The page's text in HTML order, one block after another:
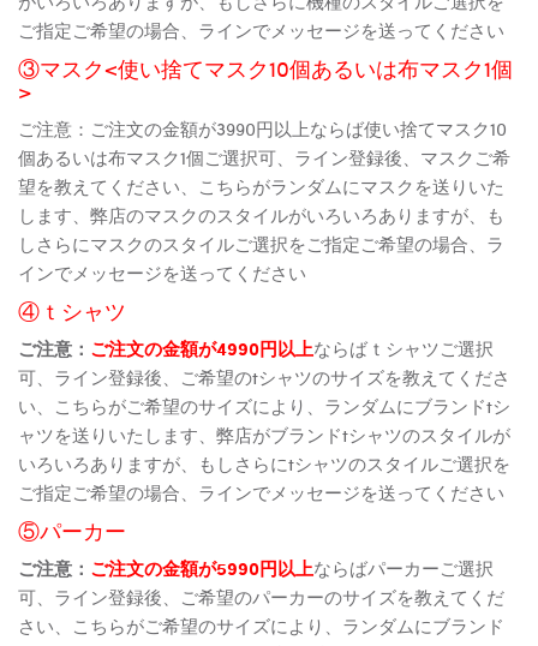
ご指定ご希望の場合、ラインでメッセージを送ってください
③マスク<使い捨てマスク10個あるいは布マスク1個
>
ご注意：ご注文の金額が3990円以上ならば使い捨てマスク10
個あるいは布マスク1個ご選択可、ライン登録後、マスクご希
望を教えてください、こちらがランダムにマスクを送りいた
します、弊店のマスクのスタイルがいろいろありますが、も
しさらにマスクのスタイルご選択をご指定ご希望の場合、ラ
インでメッセージを送ってください
④ｔシャツ
ご注意： ご注文の金額が4990円以上ならばｔシャツご選択
可、ライン登録後、ご希望のtシャツのサイズを教えてくださ
い、こちらがご希望のサイズにより、ランダムにブランドtシ
ャツを送りいたします、弊店がブランドtシャツのスタイルが
いろいろありますが、もしさらにtシャツのスタイルご選択を
ご指定ご希望の場合、ラインでメッセージを送ってください
⑤パーカー
ご注意： ご注文の金額が5990円以上ならばパーカーご選択
可、ライン登録後、ご希望のパーカーのサイズを教えてくだ
さい、こちらがご希望のサイズにより、ランダムにブランド